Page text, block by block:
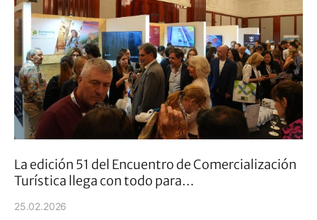
La edición 51 del Encuentro de Comercialización
Turística llega con todo para…
25.02.2026